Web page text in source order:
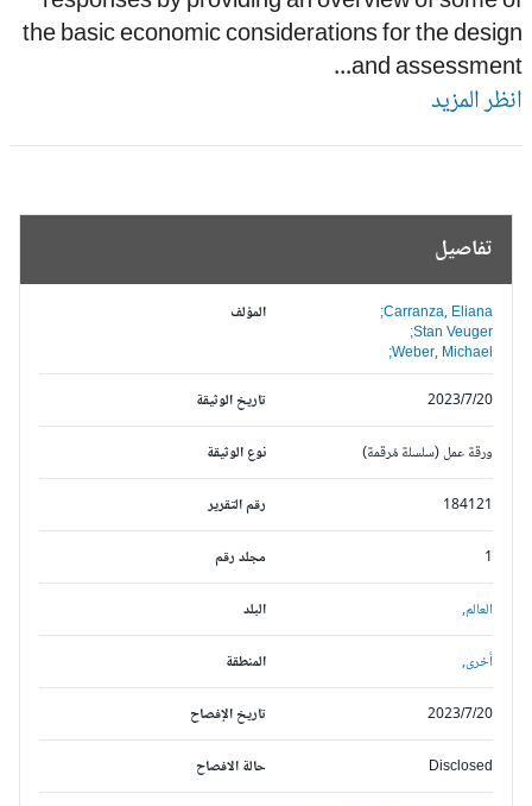
the basic economic considerations for the
and
المزيد
تفاصيل
المؤلف
Carranza, Eliana;
Stan Veuger;
Weber, Michael;
تاريخ الوثيقة
2023/7/20
نوع الوثيقة ورقة عمل (سلسلة مُرقمة)
رقم التقرير 184121
مجلد رقم
البلد العالم,
المنطقة أخرى,
تاريخ الإفصاح 2023/7/20
حالة الافصاح Disclosed